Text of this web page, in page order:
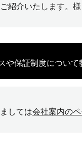
紹介いたします。
や保証制度について
しては会社案内の